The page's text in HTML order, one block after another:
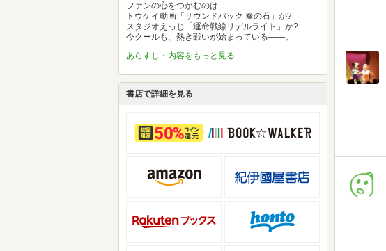
ファンの心をつかむのは
トウケイ動画「サウンドバック 奏の石」か?
スタジオえっじ「運命戦線リデルライト」か?
今クールも、熱き戦いが始まっている――。
あらすじ・内容をもっと見る
書店で詳細を見る